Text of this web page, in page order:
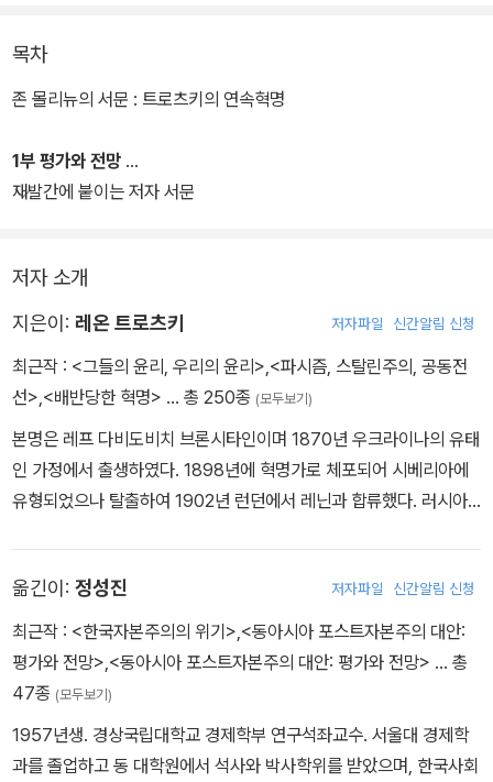
그렇게 하려고 한다는 사상이라 할 수 있다. 트로츠키의 사상을 이해
하고 올바르게 평가하는 데 도움된다.
목차
존 몰리뉴의 서문 : 트로츠키의 연속혁명
1부 평가와 전망
재발간에 붙이는 저자 서문
저자 소개
지은이: 레온 트로츠키 저자파일 신간알림 신청
최근작 : <그들의 윤리, 우리의 윤리>,<파시즘, 스탈린주의, 공동전
선>,<배반당한 혁명> … 총 250종 (모두보기)
본명은 레프 다비도비치 브론시타인이며 1870년 우크라이나의 유태
인 가정에서 출생하였다. 1898년에 혁명가로 체포되어 시베리아에
유형되었으나 탈출하여 1902년 런던에서 레닌과 합류했다. 러시아
아로 돌아와 수도에 있는 제1소비에트의 지도자가 되었다. 그는 두 번
째 시베리아 유형에 처해졌고 또다시 탈출하였다. 1917년 2월 혁명
이 발발하였을 때 뉴욕에 있었으나 5월에는 페뜨로그라드로 돌아왔
고 10월에는 페뜨로그라드 소비에트 의장이 되었다. 그는 외무인민
지연시켰다. 내전이 시작되었을 때 그는 전쟁위원으로 임명되어 적군
옮긴이: 정성진 저자파일 신간알림 신청
최근작 : <한국자본주의의 위기>,<동아시아 포스트자본주의 대안:
평가와 전망>,<동아시아 포스트자본주의 대안: 평가와 전망> … 총
47종 (모두보기)
1957년생. 경상국립대학교 경제학부 연구석좌교수. 서울대 경제학
과를 졸업하고 동 대학원에서 석사와 박사학위를 받았으며, 한국사회